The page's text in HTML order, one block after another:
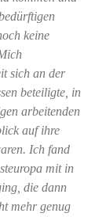
keine
sich an der
beteiligte, in
arbeitenden
auf ihre
Ich fand
mit in
die dann
mehr genug